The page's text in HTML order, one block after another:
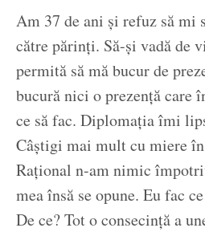
Am 37 de ani și refuz să mi
către părinți. Să-și vadă de
permită să mă bucur de
bucură nici o prezență care
ce să fac. Diplomația îmi
Câștigi mai mult cu miere
Rațional n-am nimic
mea însă se opune. Eu fac
De ce? Tot o consecință a